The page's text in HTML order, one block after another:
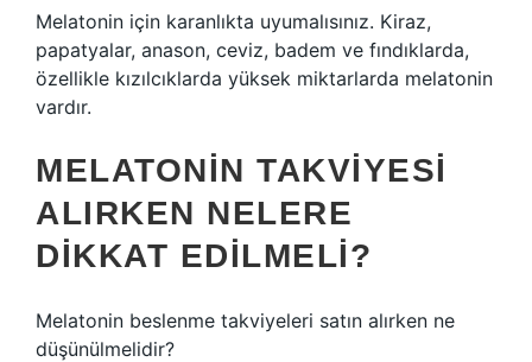
Melatonin için karanlıkta uyumalısınız. Kiraz,
papatyalar, anason, ceviz, badem ve fındıklarda,
özellikle kızılcıklarda yüksek miktarlarda melatonin
vardır.
MELATONIN TAKVIYESI
ALIRKEN NELERE
DIKKAT EDILMELI?
Melatonin beslenme takviyeleri satın alırken ne
düşünülmelidir?